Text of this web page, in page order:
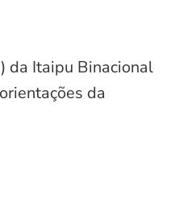
da Itaipu Binacional
da